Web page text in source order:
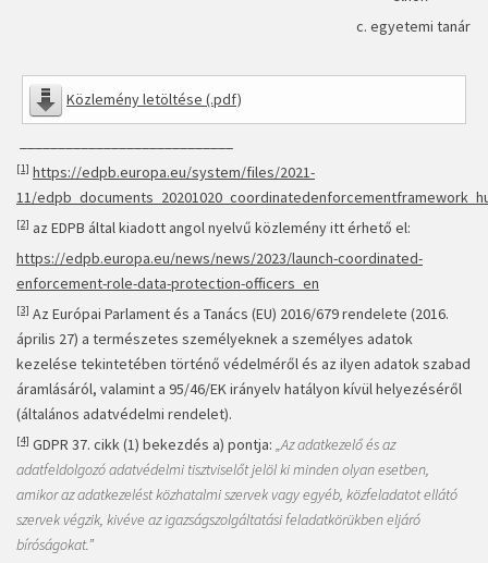
c. egyetemi tanár
Közlemény letöltése (.pdf)
[1] https://edpb.europa.eu/system/files/2021-
11/
[2] az EDPB által kiadott angol nyelvű közlemény itt érhető el:
https://edpb.europa.eu/news/news/2023/launch-coordinated-
enforcement-role-data-protection-officers_en
[3] Az Európai Parlament és a Tanács (EU) 2016/679 rendelete (2016.
április 27) a természetes személyeknek a személyes adatok
kezelése tekintetében történő védelméről és az ilyen adatok szabad
áramlásáról, valamint a 95/46/EK irányelv hatályon kívül helyezéséről
(általános adatvédelmi rendelet).
[4] GDPR 37. cikk (1) bekezdés a) pontja: „Az adatkezelő és az
adatfeldolgozó adatvédelmi tisztviselőt jelöl ki minden olyan esetben,
amikor az adatkezelést közhatalmi szervek vagy egyéb, közfeladatot ellátó
szervek végzik, kivéve az igazságszolgáltatásifeladatkörükben eljáró
bíróságokat.”